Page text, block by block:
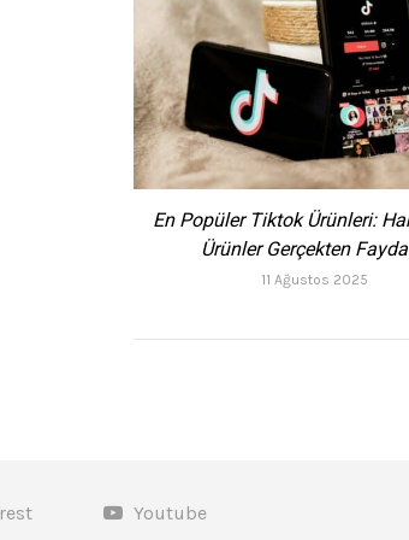
En Popüler Tiktok Ürünleri:
Ürünler Gerçekten
11 Ağustos 2025
Youtube